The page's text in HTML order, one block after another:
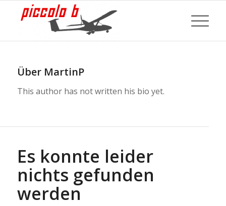
Über MartinP
This author has not written his bio yet.
Es konnte leider
nichts gefunden
werden